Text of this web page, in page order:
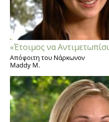
«Έτοιμος να
Απόφοιτη του Νάρκωνον
Maddy M.